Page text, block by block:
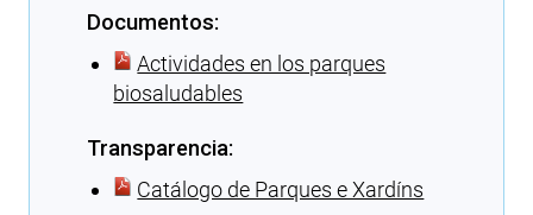
Documentos:
Actividades en los parques
biosaludables
Transparencia:
Catálogo de Parques e Xardíns